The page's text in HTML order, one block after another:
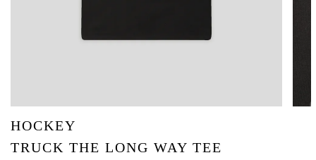
HOCKEY
TRUCK THE LONG WAY TEE